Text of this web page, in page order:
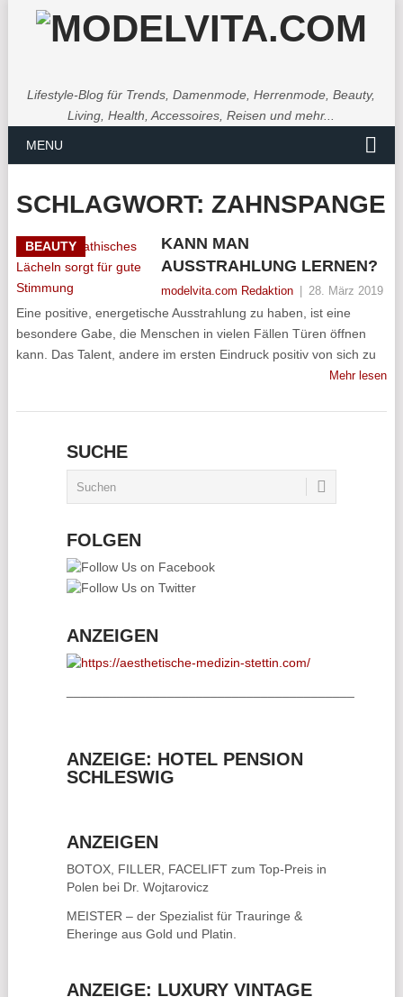
Lifestyle-Blog für Trends, Damenmode, Herrenmode, Beauty,
Living, Health, Accessoires, Reisen und mehr...
MENU
SCHLAGWORT: ZAHNSPANGE
BEAUTY
KANN MAN
AUSSTRAHLUNG LERNEN?
modelvita.com Redaktion 28. März 2019
Eine positive, energetische Ausstrahlung zu haben, ist eine
besondere Gabe, die Menschen in vielen Fällen Türen öffnen
kann. Das Talent, andere im ersten Eindruck positiv von sich zu
Mehr lesen
SUCHE
FOLGEN
ANZEIGEN
ANZEIGE: HOTEL PENSION
SCHLESWIG
ANZEIGEN
BOTOX, FILLER, FACELIFTzum Top-Preis in
Polen bei Dr. Wojtarovicz
MEISTER – der Spezialist für Trauringe &
Eheringe aus Gold und Platin.
ANZEIGE: LUXURY VINTAGE